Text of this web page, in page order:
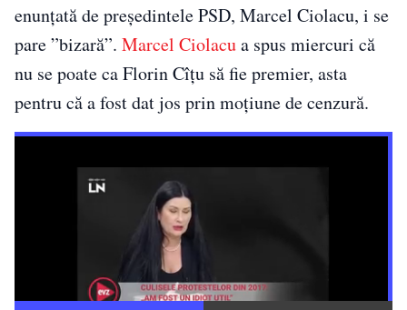
enunțată de președintele PSD, Marcel Ciolacu, i se
pare ”bizară”. Marcel Ciolacua spus miercuri că
nu se poate ca Florin Cîțu să fie premier, asta
pentru că a fost dat jos prin moțiune de cenzură.